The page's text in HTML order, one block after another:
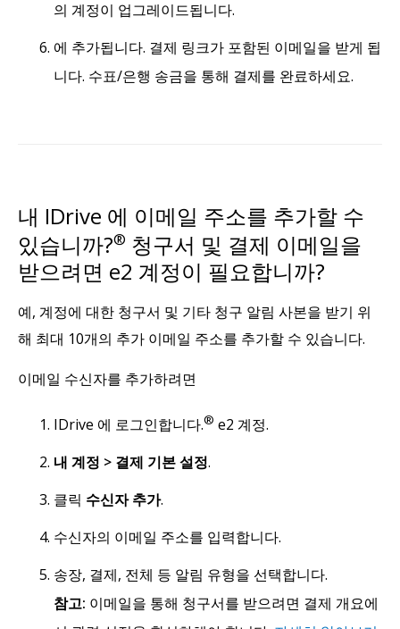
의 계정이 업그레이드됩니다.
에 추가됩니다. 결제 링크가 포함된 이메일을 받게 됩
니다. 수표/은행 송금을 통해 결제를 완료하세요.
내 IDrive 에 이메일 주소를 추가할 수
있습니까?® 청구서 및 결제 이메일을
받으려면 e2 계정이 필요합니까?
예, 계정에 대한 청구서 및 기타 청구 알림 사본을 받기 위
해 최대 10개의 추가 이메일 주소를 추가할 수 있습니다.
이메일 수신자를 추가하려면
IDrive 에 로그인합니다.® e2 계정.
내 계정 > 결제 기본 설정.
클릭 수신자 추가.
수신자의 이메일 주소를 입력합니다.
송장, 결제, 전체 등 알림 유형을 선택합니다.
참고: 이메일을 통해 청구서를 받으려면 결제 개요에